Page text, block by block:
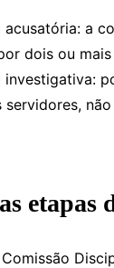
acusatória: a
dois ou
investigativa:
servidores,
etapas